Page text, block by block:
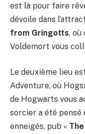
est là pour faire
dévoile dans
from Gringotts, où
Voldemort vous
Le deuxième lieu
Adventure, où
de Hogwarts vous
sorcier a été pensé
enneigés, pub «